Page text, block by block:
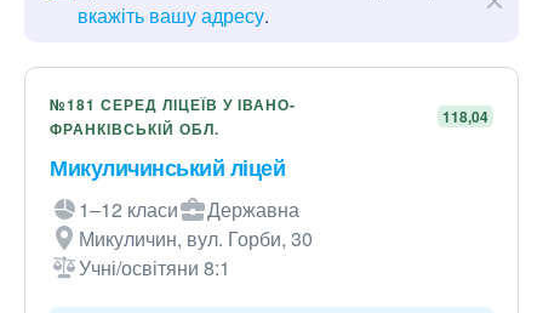
вкажіть вашу адресу.
№181 СЕРЕД ЛІЦЕЇВ У ІВАНО-
ФРАНКІВСЬКІЙ ОБЛ.
118,04
Микуличинський ліцей
1–12 класи
Державна
Микуличин, вул. Горби, 30
Учні/освітяни 8:1